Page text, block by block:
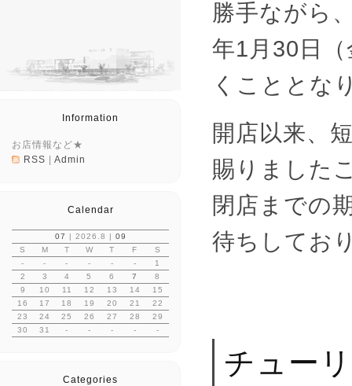
勝手ながら
年1月30日
くこととな
開店以来、
賜りました
閉店までの
待ちしてお
チュー
Information
お店情報など★
RSS
Admin
Calendar
07 | 2026.8 | 09
S
M T W T F
S
-
- - - - -
1
2
3 4 5 6 7
8
9
10 11 12 13 14
15
16
17 18 19 20 21
22
23
24 25 26 27 28
29
30
31 - - - - -
Categories